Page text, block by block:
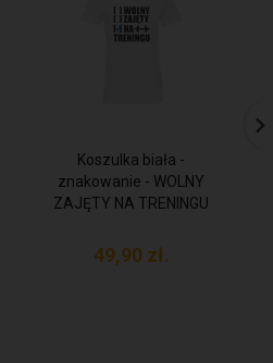
Koszulka biała -
znakowanie - WOLNY
ZAJĘTY NA TRENINGU
49,90 zł.